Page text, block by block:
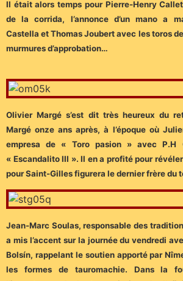
Il était alors temps pour Pierre-Henry
de la corrida, l’annonce d’un mano a
Castella et Thomas Joubert avec les toros
murmures d’approbation…
Olivier Margé s’est dit très heureux du
Margé onze ans après, à l’époque où
empresa de « Toro pasion » avec P.H
« Escandalito III ». Il en a profité pour
pour Saint-Gilles figurera le dernier frère du
Jean-Marc Soulas, responsable des
a mis l’accent sur la journée du vendredi
Bolsín, rappelant le soutien apporté par
les formes de tauromachie. Dans la